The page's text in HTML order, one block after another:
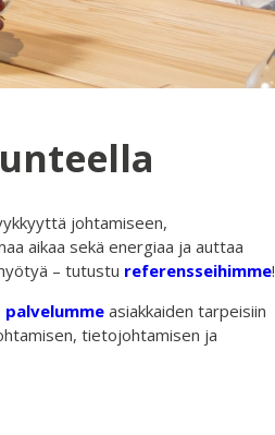
johtamiseen,
aikaa sekä energiaa ja auttaa
– tutustu referensseihimme!
palvelumme asiakkaiden tarpeisiin
tietojohtamisen ja